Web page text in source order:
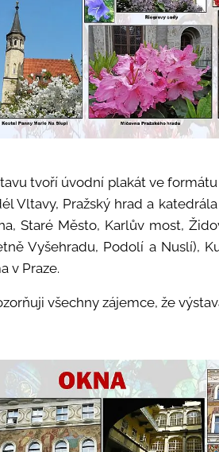
tvoří úvodní plakát ve
Vltavy, Pražský hrad a
Staré Město, Karlův most,
Vyšehradu, Podolí a Nuslí),
v Praze.
všechny zájemce, že